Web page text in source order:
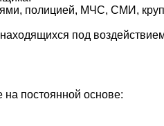
полицией, МЧС, СМИ,
под
постоянной основе: